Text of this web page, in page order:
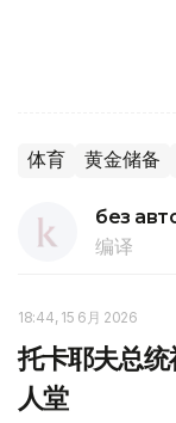
体育 黄金储备
без
编译
18:44, 15 6月 2026
托卡耶夫总
人堂